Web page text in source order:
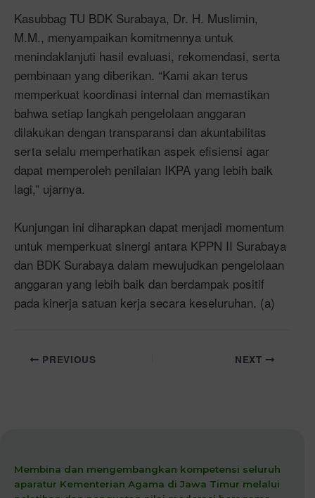
Kasubbag TU BDK Surabaya, Dr. H. Muslimin,
M.M., menyampaikan komitmennya untuk
menindaklanjuti hasil evaluasi, rekomendasi, serta
pembinaan yang diberikan. “Kami akan terus
memperkuat koordinasi internal dan memastikan
bahwa setiap langkah pengelolaan anggaran
dilakukan dengan transparansi dan akuntabilitas
serta selalu memperhatikan aspek efisiensi agar
dapat memperoleh penilaian IKPA yang lebih baik
lagi,” ujarnya.
Kunjungan ini diharapkan dapat menjadi momentum
untuk memperkuat sinergi antara KPPN II Surabaya
dan BDK Surabaya dalam mewujudkan pengelolaan
anggaran yang lebih baik dan berdampak positif
pada kinerja satuan kerja secara keseluruhan. (a)
PREVIOUS NEXT
Membina dan mengembangkan kompetensi seluruh
aparatur Kementerian Agama di Jawa Timur melalui